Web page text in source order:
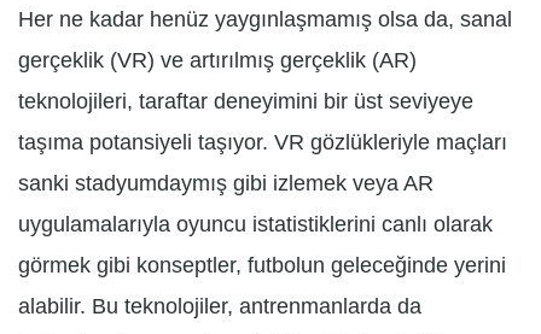
Her ne kadar henüz yaygınlaşmamış olsa da, sanal
gerçeklik (VR) ve artırılmış gerçeklik (AR)
teknolojileri, taraftar deneyimini bir üst seviyeye
taşıma potansiyeli taşıyor. VR gözlükleriyle maçları
sanki stadyumdaymış gibi izlemek veya AR
uygulamalarıyla oyuncu istatistiklerini canlı olarak
görmek gibi konseptler, futbolun geleceğinde yerini
alabilir. Bu teknolojiler, antrenmanlarda da